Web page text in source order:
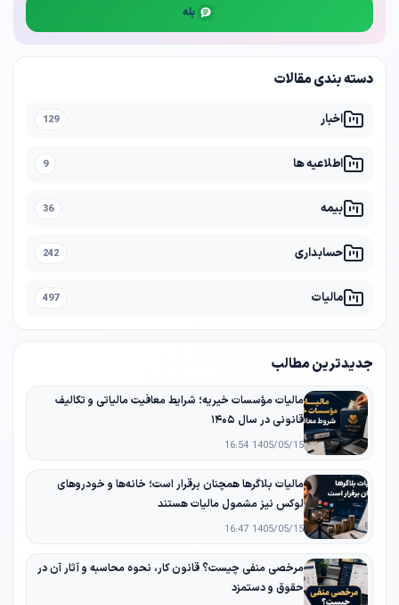
بله
دسته بندی مقالات
اخبار 129
اطلاعیه ها 9
بیمه 36
حسابداری 242
مالیات 497
جدیدترین مطالب
مالیات مؤسسات خیریه؛ شرایط معافیت مالیاتی و تکالیف
قانونی در سال ۱۴۰۵
1405/05/15 16:54
مالیات بلاگرها همچنان برقرار است؛ خانه‌ها و خودروهای
لوکس نیز مشمول مالیات هستند
1405/05/15 16:47
مرخصی منفی چیست؟ قانون کار، نحوه محاسبه و آثار آن در
حقوق و دستمزد